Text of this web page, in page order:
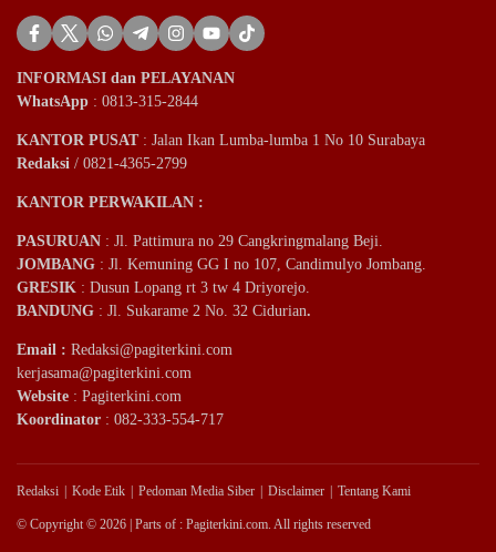
INFORMASI dan PELAYANAN
WhatsApp : 0813-315-2844
KANTOR PUSAT: Jalan Ikan Lumba-lumba 1 No 10 Surabaya
Redaksi / 0821-4365-2799
KANTOR PERWAKILAN :
PASURUAN : Jl. Pattimura no 29 Cangkringmalang Beji.
JOMBANG : Jl. Kemuning GG I no 107, Candimulyo Jombang.
GRESIK : Dusun Lopang rt 3 tw 4 Driyorejo.
BANDUNG : Jl. Sukarame 2 No. 32 Cidurian.
Email : Redaksi@pagiterkini.com
kerjasama@pagiterkini.com
Website : Pagiterkini.com
Koordinator : 082-333-554-717
Redaksi Kode Etik Pedoman Media Siber Disclaimer Tentang Kami
© Copyright © 2026 | Parts of : Pagiterkini.com. All rights reserved